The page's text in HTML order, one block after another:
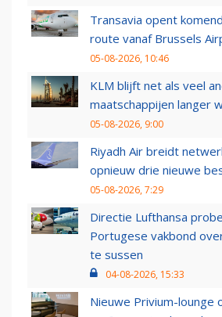
Transavia opent
route vanaf Brussels
05-08-2026, 10:46
KLM blijft net als veel
maatschappijen langer
05-08-2026, 9:00
Riyadh Air breidt
opnieuw drie nieuwe
05-08-2026, 7:29
Directie Lufthansa
Portugese vakbond
te sussen
04-08-2026, 15:33
Nieuwe Privium-lounge